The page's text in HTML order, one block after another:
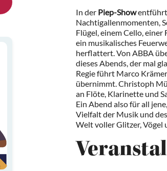
In der Piep-Showentführt
Nachtigallenmomenten,
Flügel, einem Cello,
ein musikalisches
herflattert. Von ABBA
dieses Abends, der mal
Regie führt Marco
übernimmt. Christoph
an Flöte, Klarinette und
Ein Abend also für all
Vielfalt der Musik und
Welt voller Glitzer, Vögel